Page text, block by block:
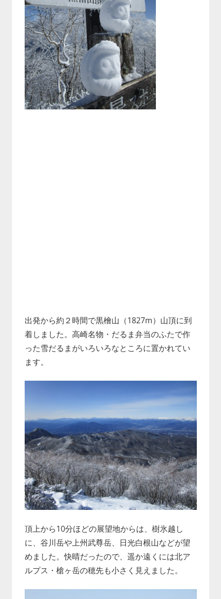
出発から約２時間で黒檜山（1827m）山頂に到
着しました。高崎名物・だるま弁当のふたで作
った雪だるまがいろいろなところに置かれてい
ます。
頂上から10分ほどの展望地からは、樹氷越し
に、谷川岳や上州武尊岳、日光白根山などが望
めました。快晴だったので、遥か遠くには北ア
ルプス・槍ヶ岳の穂先も小さく見えました。